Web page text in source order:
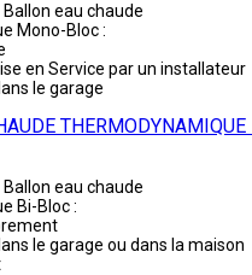
eau chaude
Mono-Bloc :
en Service par un installateur
le garage
eau chaude
Bi-Bloc :
le garage ou dans la maison